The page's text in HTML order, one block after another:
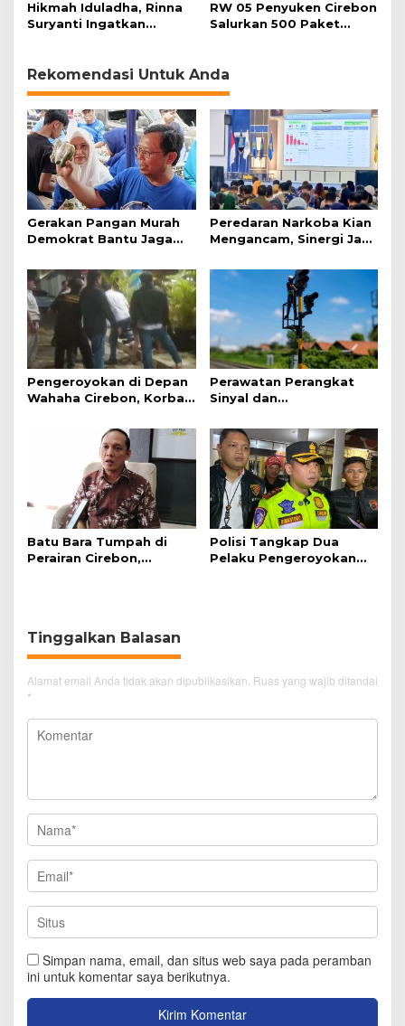
Hikmah Iduladha, Rinna
Suryanti Ingatkan
RW 05 Penyuken Cirebon
Salurkan 500 Paket
Rekomendasi Untuk Anda
Gerakan Pangan Murah
Demokrat Bantu Jaga
Peredaran Narkoba Kian
Mengancam, Sinergi Jadi
Pengeroyokan di Depan
Wahaha Cirebon, Korban
Perawatan Perangkat
Sinyal dan
Perjalanan Kereta Api
Batu Bara Tumpah di
Perairan Cirebon,
Polisi Tangkap Dua
Pelaku Pengeroyokan
Tinggalkan Balasan
Alamat email Anda tidak akan dipublikasikan. Ruas yang wajib ditandai
*
Simpan nama, email, dan situs web saya pada peramban
ini untuk komentar saya berikutnya.